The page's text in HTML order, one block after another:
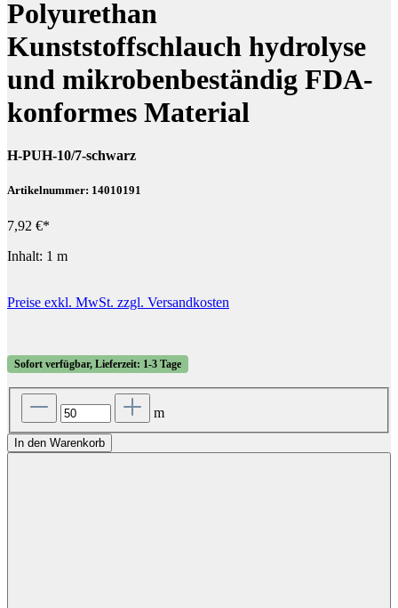
Polyurethan
Kunststoffschlauch hydrolyse
und mikrobenbeständig FDA-
konformes Material
H-PUH-10/7-schwarz
Artikelnummer: 14010191
7,92 €*
Inhalt: 1 m
Preise exkl. MwSt. zzgl. Versandkosten
Sofort verfügbar, Lieferzeit: 1-3 Tage
m
In den Warenkorb